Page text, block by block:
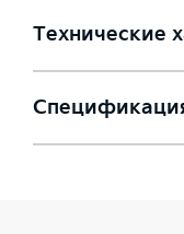
Технические